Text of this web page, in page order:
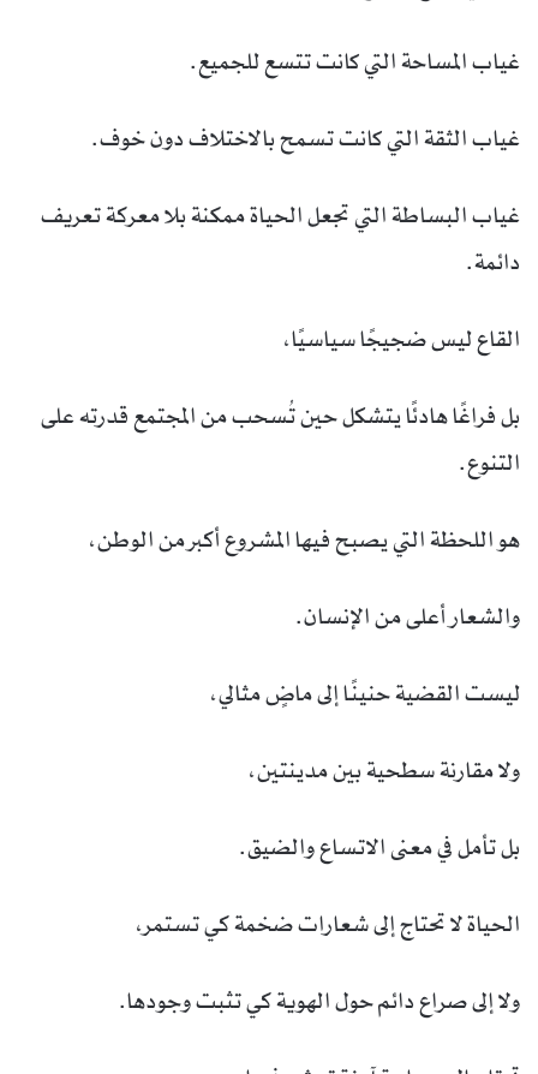
غياب المساحة التي كانت تتسع للجميع.
غياب الثقة التي كانت تسمح بالاختلاف دون خوف.
غياب البساطة التي تجعل الحياة ممكنة بلا معركة تعريف
دائمة.
القاع ليس ضجيجًا سياسيًا،
بل فراغًا هادئًا يتشكل حين تُسحب من المجتمع قدرته على
التنوع.
هو اللحظة التي يصبح فيها المشروع أكبر من الوطن،
والشعار أعلى من الإنسان.
ليست القضية حنينًا إلى ماضٍ مثالي،
ولا مقارنة سطحية بين مدينتين،
بل تأمل في معنى الاتساع والضيق.
الحياة لا تحتاج إلى شعارات ضخمة كي تستمر،
ولا إلى صراع دائم حول الهوية كي تثبت وجودها.